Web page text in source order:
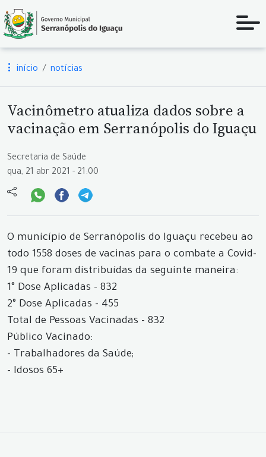
início notícias
Vacinômetro atualiza dados sobre a
vacinação em Serranópolis do Iguaçu
Secretaria de Saúde
qua, 21 abr 2021 - 21:00
O município de Serranópolis do Iguaçu recebeu ao
todo 1558 doses de vacinas para o combate a Covid-
19 que foram distribuídas da seguinte maneira:
1° Dose Aplicadas - 832
2° Dose Aplicadas - 455
Total de Pessoas Vacinadas - 832
Público Vacinado:
- Trabalhadores da Saúde;
- Idosos 65+